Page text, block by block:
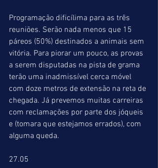
Programação dificílima para as três
reuniões. Serão nada menos que 15
páreos (50%) destinados a animais sem
vitória. Para piorar um pouco, as provas
a serem disputadas na pista de grama
terão uma inadmissível cerca móvel
com doze metros de extensão na reta de
chegada. Já prevemos muitas carreiras
com reclamações por parte dos jóqueis
e (tomara que estejamos errados), com
alguma queda.
27.05